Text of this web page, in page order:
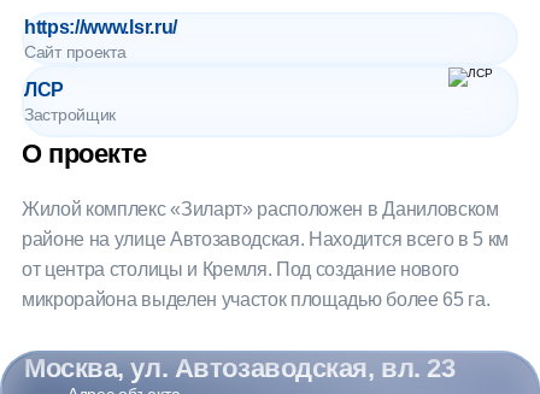
О проекте
Жилой комплекс «Зиларт» расположен в Даниловском
районе на улице Автозаводская. Находится всего в 5 км
от центра столицы и Кремля. Под создание нового
микрорайона выделен участок площадью более 65 га.
https://www.lsr.ru/
Сайт проекта
ЛСР
Застройщик
Москва, ул. Автозаводская, вл. 23